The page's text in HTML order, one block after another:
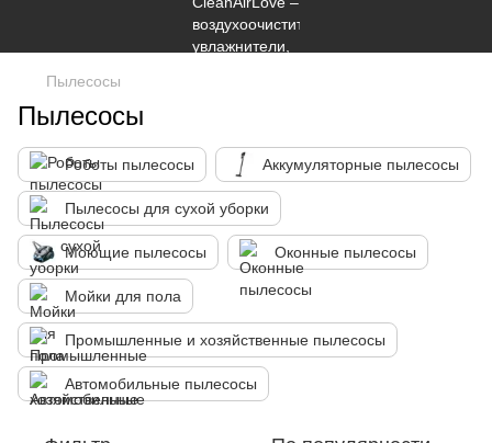
Пылесосы
Пылесосы
Роботы пылесосы Аккумуляторные пылесосы
Пылесосы для сухой уборки
Моющие пылесосы Оконные пылесосы
Мойки для пола
Промышленные и хозяйственные пылесосы
Автомобильные пылесосы